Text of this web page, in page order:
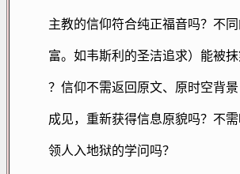
主教的信仰符合纯正福音吗？不
富。如韦斯利的圣洁追求）能被
？信仰不需返回原文、原时空背
成见，重新获得信息原貌吗？不
领人入地狱的学问吗？